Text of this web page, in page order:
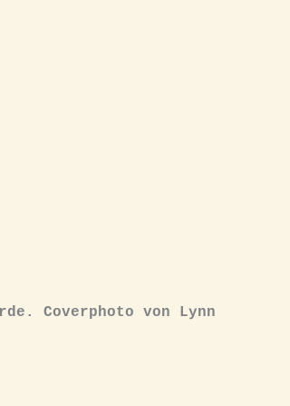
Coverphoto von Lynn